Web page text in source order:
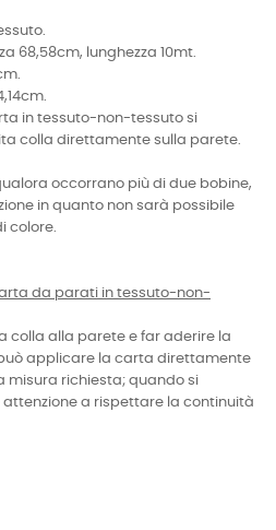
68,58cm, lunghezza 10mt.
in tessuto-non-tessuto si
colla direttamente sulla parete.
occorrano più di due bobine,
in quanto non sarà possibile
colore.
da parati in tessuto-non-
colla alla parete e far aderire la
applicare la carta direttamente
misura richiesta; quando si
attenzione a rispettare la continuità